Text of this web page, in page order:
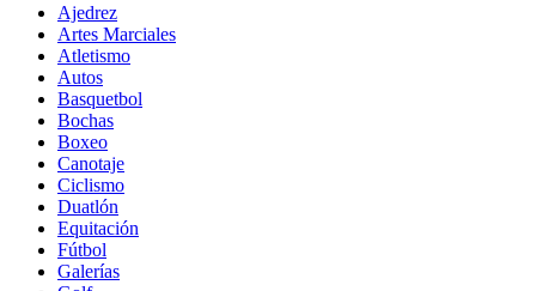
Ajedrez
Artes Marciales
Atletismo
Autos
Basquetbol
Bochas
Boxeo
Canotaje
Ciclismo
Duatlón
Equitación
Fútbol
Galerías